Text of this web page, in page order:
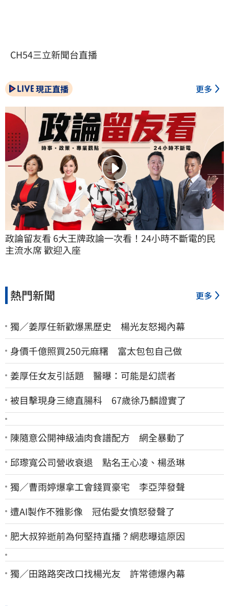
CH54三立新聞台直播
現正直播 更多
政論留友看 6大王牌政論一次看！24小時不斷電的民
主流水席 歡迎入座
熱門新聞 更多
獨／姜厚任新歡爆黑歷史 楊光友怒揭內幕
身價千億照買250元麻糬 富太包包自己做
姜厚任女友引話題 醫曝：可能是幻謊者
被目擊現身三總直腸科 67歲徐乃麟證實了
陳隨意公開神級滷肉食譜配方 網全暴動了
邱瓈寬公司營收衰退 點名王心凌、楊丞琳
獨／曹雨婷爆拿工會錢買豪宅 李亞萍發聲
遭AI製作不雅影像 冠佑愛女憤怒發聲了
肥大叔猝逝前為何堅持直播？網悲曝這原因
獨／田路路突改口找楊光友 許常德爆內幕